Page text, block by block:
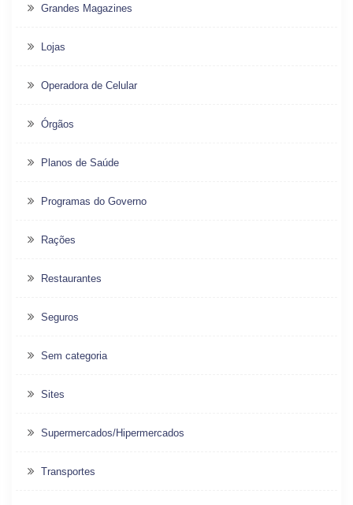
Grandes Magazines
Lojas
Operadora de Celular
Órgãos
Planos de Saúde
Programas do Governo
Rações
Restaurantes
Seguros
Sem categoria
Sites
Supermercados/Hipermercados
Transportes